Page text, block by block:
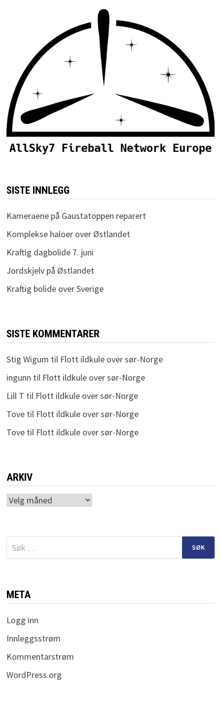
SISTE INNLEGG
Kameraene på Gaustatoppen reparert
Komplekse haloer over Østlandet
Kraftig dagbolide 7. juni
Jordskjelv på Østlandet
Kraftig bolide over Sverige
SISTE KOMMENTARER
Stig Wigum til Flott ildkule over sør-Norge
ingunn til Flott ildkule over sør-Norge
Lill T til Flott ildkule over sør-Norge
Tovetil Flott ildkule over sør-Norge
Tovetil Flott ildkule over sør-Norge
ARKIV
Arkiv
Søk
etter:
META
Logg inn
Innleggsstrøm
Kommentarstrøm
WordPress.org